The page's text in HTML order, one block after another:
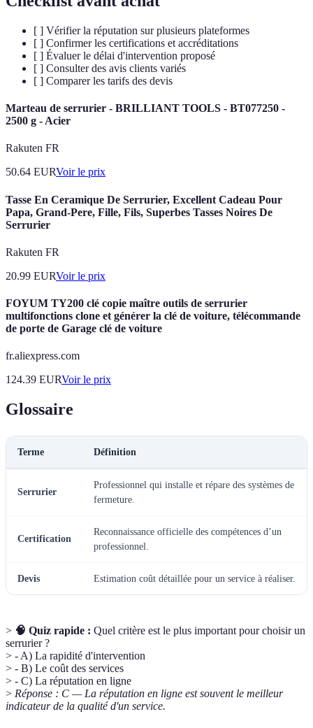
[ ] Vérifier la réputation sur plusieurs plateformes
[ ] Confirmer les certifications et accréditations
[ ] Évaluer le délai d'intervention proposé
[ ] Consulter des avis clients variés
[ ] Comparer les tarifs des devis
Marteau de serrurier - BRILLIANT TOOLS - BT077250 -
2500 g - Acier
Rakuten FR
50.64 EURVoir le prix
Tasse En Ceramique De Serrurier, Excellent Cadeau Pour
Papa, Grand-Pere, Fille, Fils, Superbes Tasses Noires De
Serrurier
Rakuten FR
20.99 EURVoir le prix
FOYUM TY200 clé copie maître outils de serrurier
multifonctions clone et générer la clé de voiture, télécommande
de porte de Garage clé de voiture
fr.aliexpress.com
124.39 EURVoir le prix
Glossaire
Terme Définition
Serrurier
Professionnel qui installe et répare des systèmes de
fermeture.
Certification
Reconnaissance officielle des compétences d’un
professionnel.
Devis Estimation coût détaillée pour un service à réaliser.
> 🧠 Quiz rapide : Quel critère est le plus important pour choisir un
serrurier ?
> - A) La rapidité d'intervention
> - B) Le coût des services
> - C) La réputation en ligne
> Réponse : C — La réputation en ligne est souvent le meilleur
indicateur de la qualité d'un service.